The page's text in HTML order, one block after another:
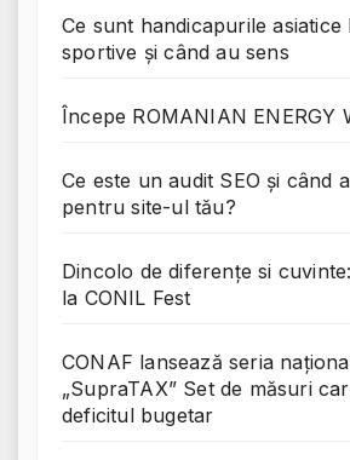
Ce sunt handicapurile asiatice
sportive și când au sens
Începe ROMANIAN ENERGY
Ce este un audit SEO și când
pentru site-ul tău?
Dincolo de diferențe si
la CONIL Fest
CONAF lansează seria
„SupraTAX” Set de măsuri
deficitul bugetar